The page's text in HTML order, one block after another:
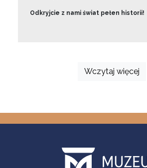
Odkryjcie z nami świat pełen historii!
Wczytaj więcej